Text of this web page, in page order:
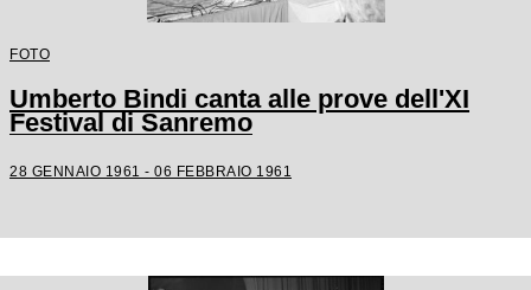
FOTO
Umberto Bindi canta alle prove dell'XI
Festival di Sanremo
28 GENNAIO 1961 - 06 FEBBRAIO 1961